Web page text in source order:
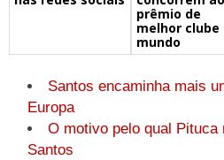
prêmio de
melhor clube
mundo
Santos encaminha mais
Europa
O motivo pelo qual Pituca
Santos